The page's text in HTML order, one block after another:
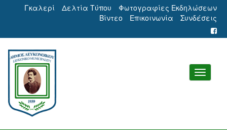
Γκαλερί Δελτία Τύπου
Φωτογραφίες Εκδηλώσεων
Βίντεο
Επικοινωνία Συνδέσεις